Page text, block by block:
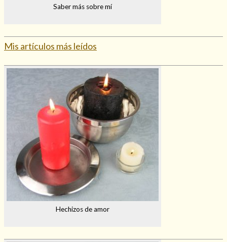
Saber más sobre mí
Mis artículos más leídos
Hechizos de amor